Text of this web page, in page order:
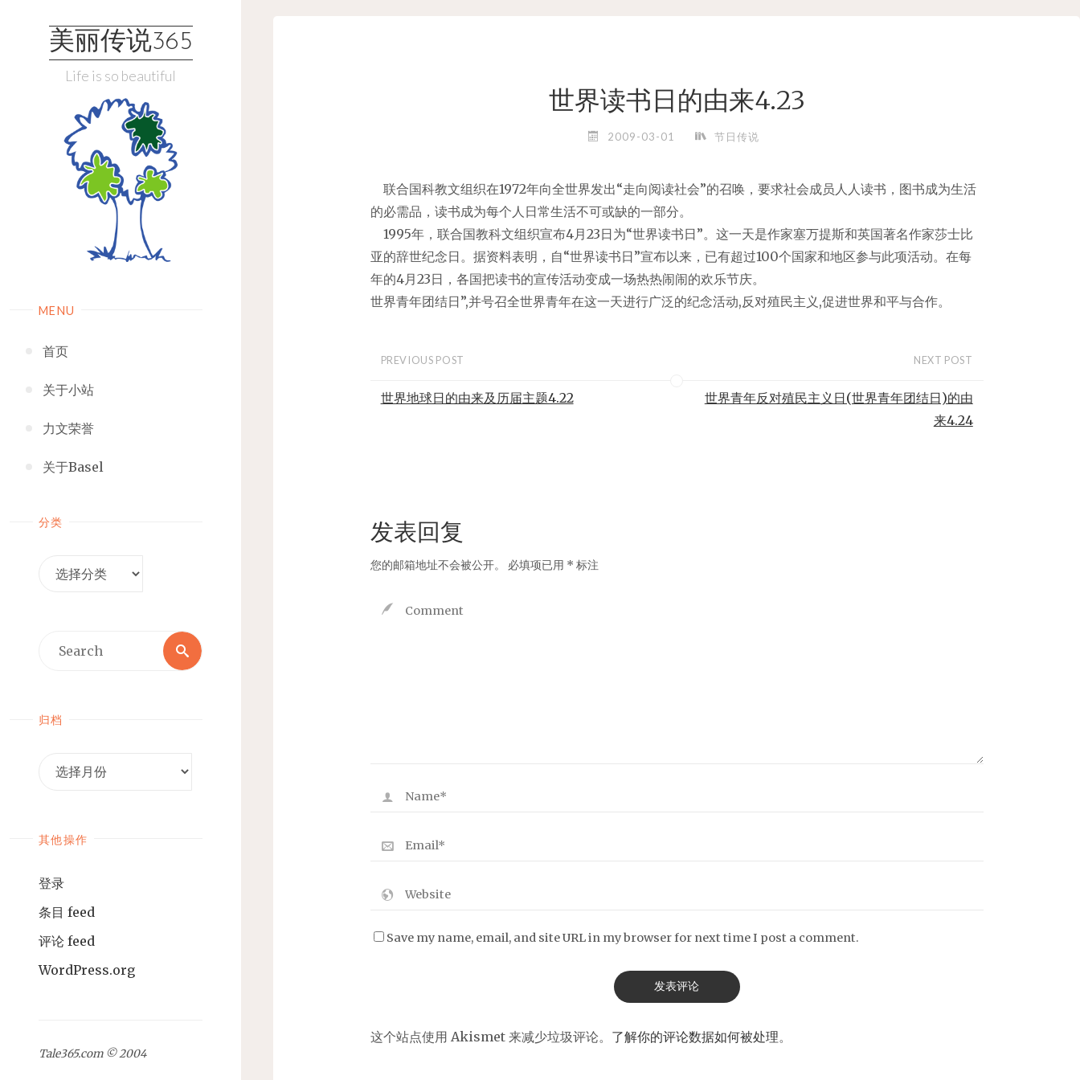
美丽传说365
Life is so beautiful
MENU
首页
关于小站
力文荣誉
关于Basel
分类
Search
Search
归档
其他操作
登录
条目 feed
评论 feed
WordPress.org
Tale365.com © 2004
世界读书日的由来4.23
2009-03-01 节日传说
联合国科教文组织在1972年向全世界发出“走向阅读社会”的召唤，要求社会成员人人读书，图书成为生活
的必需品，读书成为每个人日常生活不可或缺的一部分。
1995年，联合国教科文组织宣布4月23日为“世界读书日”。这一天是作家塞万提斯和英国著名作家莎士比
亚的辞世纪念日。据资料表明，自“世界读书日”宣布以来，已有超过100个国家和地区参与此项活动。在每
年的4月23日，各国把读书的宣传活动变成一场热热闹闹的欢乐节庆。
世界青年团结日”,并号召全世界青年在这一天进行广泛的纪念活动,反对殖民主义,促进世界和平与合作。
PREVIOUS POST
世界地球日的由来及历届主题4.22
NEXT POST
世界青年反对殖民主义日(世界青年团结日)的由
来4.24
发表回复
您的邮箱地址不会被公开。 必填项已用 * 标注
Save my name, email, and site URL in my browser for next time I post a comment.
这个站点使用 Akismet 来减少垃圾评论。 了解你的评论数据如何被处理。